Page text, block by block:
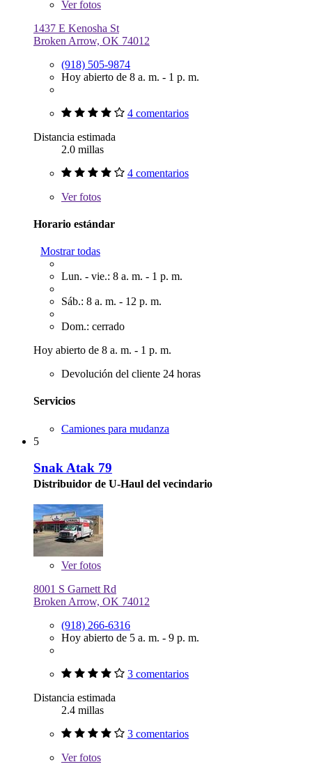
Verfotos
1437 E Kenosha St
Broken Arrow, OK 74012
(918) 505-9874
Hoy abierto de 8 a. m. - 1 p. m.
4 comentarios
Distancia estimada
2.0 millas
4 comentarios
Verfotos
Horario estándar
Mostrar todas
Lun. - vie.: 8 a. m. - 1 p. m.
Sáb.: 8 a. m. - 12 p. m.
Dom.: cerrado
Hoy abierto de 8 a. m. - 1 p. m.
Devolución del cliente 24 horas
Servicios
Camiones para mudanza
5
Snak Atak 79
Distribuidor de U-Haul del vecindario
Verfotos
8001 S Garnett Rd
Broken Arrow, OK 74012
(918) 266-6316
Hoy abierto de 5 a. m. - 9 p. m.
3 comentarios
Distancia estimada
2.4 millas
3 comentarios
Verfotos